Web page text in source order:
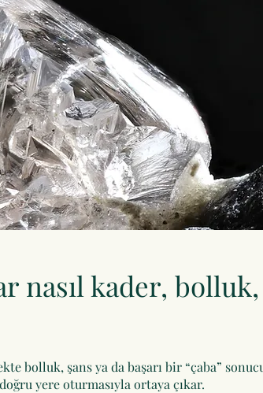
nasıl kader,
bolluk, şans ya da başarı bir “çaba”
yere oturmasıyla ortaya çıkar.